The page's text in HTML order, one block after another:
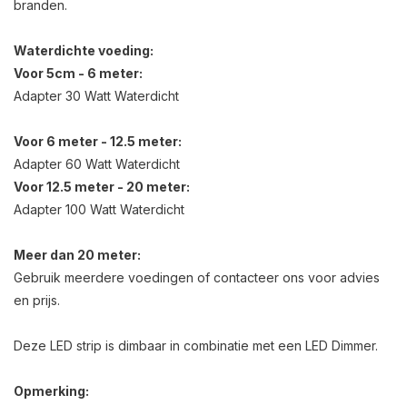
branden.
Waterdichte voeding:
Voor 5cm - 6 meter:
Adapter 30 Watt Waterdicht
Voor 6 meter - 12.5 meter:
Adapter 60 Watt Waterdicht
Voor 12.5 meter - 20 meter:
Adapter 100 Watt Waterdicht
Meer dan 20 meter:
Gebruik meerdere voedingen of contacteer ons voor advies
en prijs.
Deze LED strip is dimbaar in combinatie met een LED Dimmer.
Opmerking: